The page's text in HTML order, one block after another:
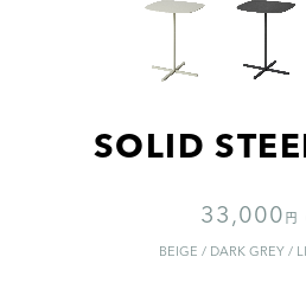
SOLID
33,000円
BEIGE / DARK GREY /